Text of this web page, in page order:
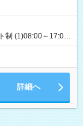
制 (1)08:00～17:00
詳細へ